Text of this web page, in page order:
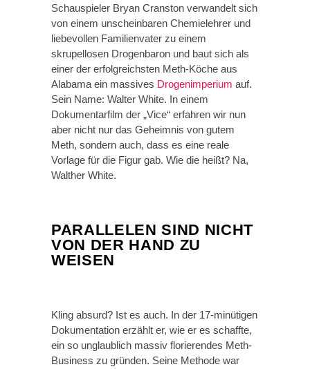
Schauspieler Bryan Cranston verwandelt sich
von einem unscheinbaren Chemielehrer und
liebevollen Familienvater zu einem
skrupellosen Drogenbaron und baut sich als
einer der erfolgreichsten Meth-Köche aus
Alabama ein massives Drogenimperium auf.
Sein Name: Walter White. In einem
Dokumentarfilm der „Vice“ erfahren wir nun
aber nicht nur das Geheimnis von gutem
Meth, sondern auch, dass es eine reale
Vorlage für die Figur gab. Wie die heißt? Na,
Walther White.
PARALLELEN SIND NICHT
VON DER HAND ZU
WEISEN
Kling absurd? Ist es auch. In der 17-minütigen
Dokumentation erzählt er, wie er es schaffte,
ein so unglaublich massiv florierendes Meth-
Business zu gründen. Seine Methode war